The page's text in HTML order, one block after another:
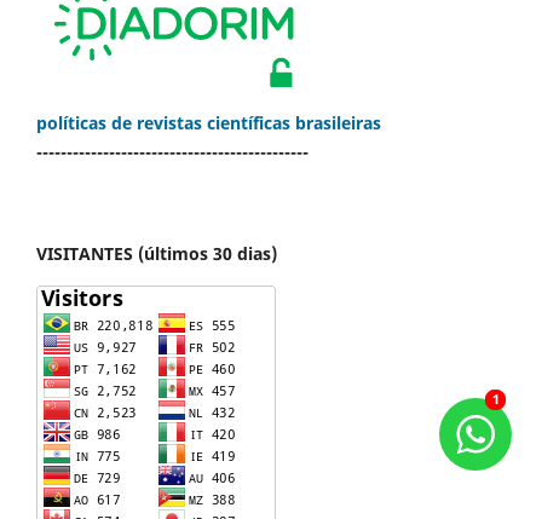
políticas de revistas científicas brasileiras
---------------------------------------------
VISITANTES (últimos 30 dias)
1
1